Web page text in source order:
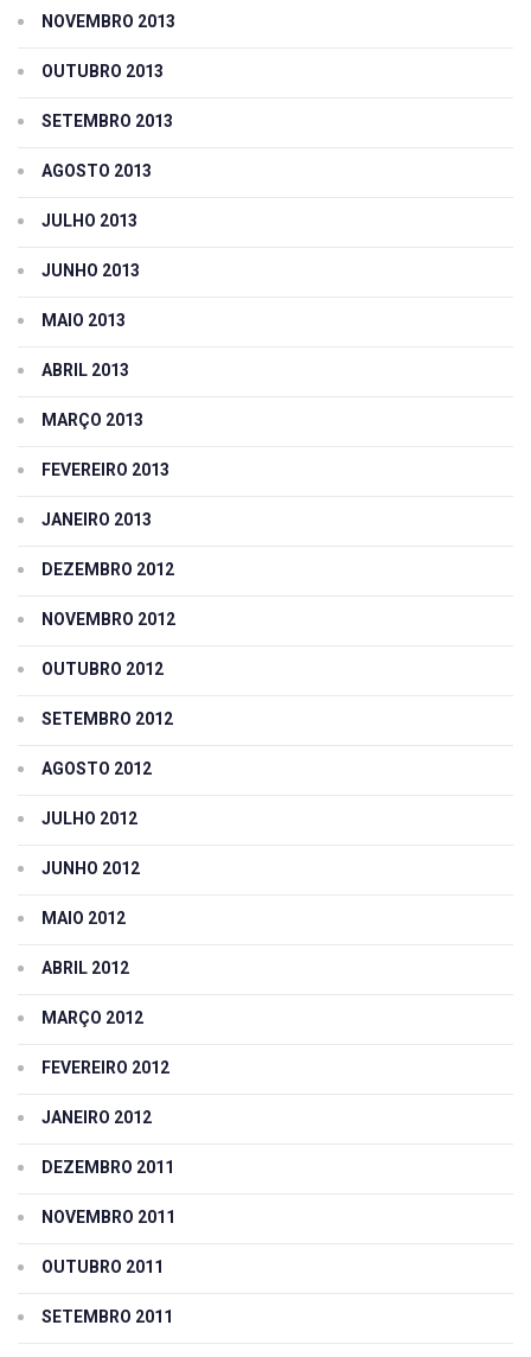
NOVEMBRO 2013
OUTUBRO 2013
SETEMBRO 2013
AGOSTO 2013
JULHO 2013
JUNHO 2013
MAIO 2013
ABRIL 2013
MARÇO 2013
FEVEREIRO 2013
JANEIRO 2013
DEZEMBRO 2012
NOVEMBRO 2012
OUTUBRO 2012
SETEMBRO 2012
AGOSTO 2012
JULHO 2012
JUNHO 2012
MAIO 2012
ABRIL 2012
MARÇO 2012
FEVEREIRO 2012
JANEIRO 2012
DEZEMBRO 2011
NOVEMBRO 2011
OUTUBRO 2011
SETEMBRO 2011